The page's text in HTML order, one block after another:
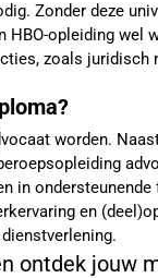
Zonder deze
HBO-opleiding wel
zoals juridisch
worden.
in
en
ontdek jouw